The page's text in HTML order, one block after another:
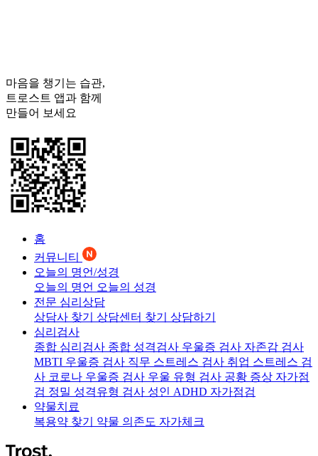
마음을 챙기는 습관,
트로스트 앱과 함께
만들어 보세요
홈
커뮤니티
오늘의 명언/성경
오늘의 명언 오늘의 성경
전문 심리상담
상담사 찾기 상담센터 찾기 상담하기
심리검사
종합 심리검사 종합 성격검사 우울증 검사 자존감 검사
MBTI 우울증 검사 직무 스트레스 검사 취업 스트레스 검
사 코로나 우울증 검사 우울 유형 검사 공황 증상 자가점
검 정밀 성격유형 검사 성인 ADHD 자가점검
약물치료
복용약 찾기 약물 의존도 자가체크